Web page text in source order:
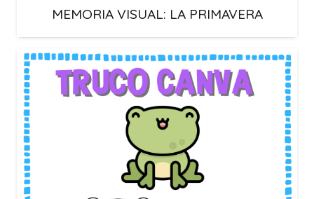
MEMORIA VISUAL: LA PRIMAVERA